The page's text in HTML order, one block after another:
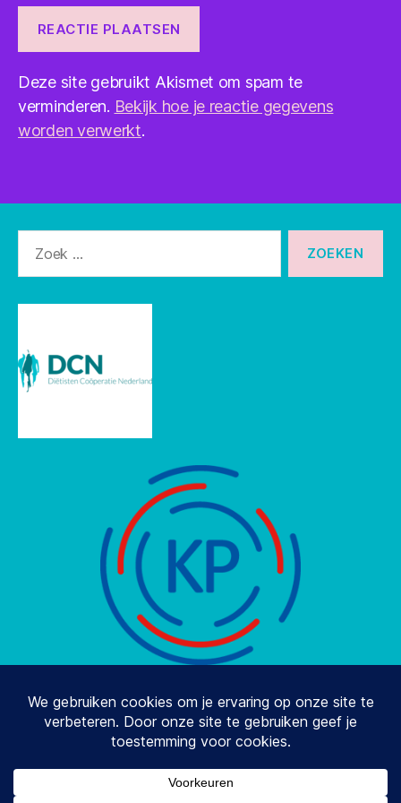
Deze site gebruikt Akismet om spam te
verminderen. Bekijk hoe je reactie gegevens
worden verwerkt.
naar: